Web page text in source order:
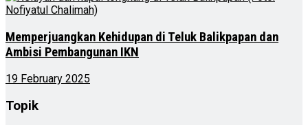
Memperjuangkan Kehidupan di Teluk Balikpapan dan
Ambisi Pembangunan IKN
19 February 2025
Topik